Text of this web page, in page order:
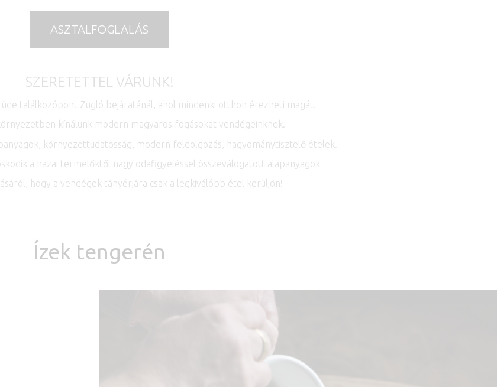
ASZTALFOGLALÁS
SZERETETTEL VÁRUNK!
találkozópont Zugló bejáratánál, ahol mindenki otthon érezheti magát.
kínálunk modern magyaros fogásokat vendégeinknek.
környezettudatosság, modern feldolgozás, hagyománytisztelő ételek.
a hazai termelőktől nagy odafigyeléssel összeválogatott alapanyagok
hogy a vendégek tányérjára csak a legkiválóbb étel kerüljön!
Ízek tengerén